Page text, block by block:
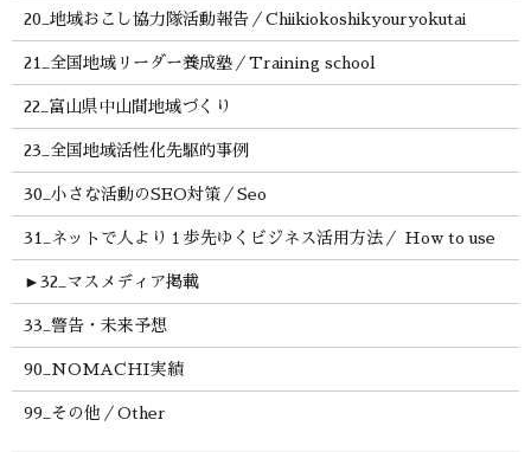
20_地域おこし協力隊活動報告／Chiikiokoshikyouryokutai
21_全国地域リーダー養成塾／Training school
22_富山県中山間地域づくり
23_全国地域活性化先駆的事例
30_小さな活動のSEO対策／Seo
31_ネットで人より１歩先ゆくビジネス活用方法／ How to use
► 32_マスメディア掲載
33_警告・未来予想
90_NOMACHI実績
99_その他／Other